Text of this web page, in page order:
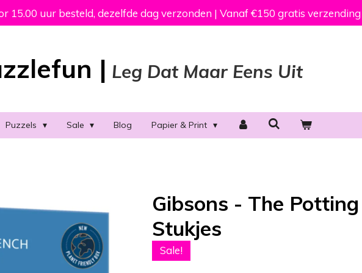
15.00 uur besteld, dezelfde dag verzonden | Vanaf €150 gratis verzending
| Leg Dat Maar Eens Uit
Puzzels Sale Blog Papier & Print
Gibsons - The
Stukjes
Sale!